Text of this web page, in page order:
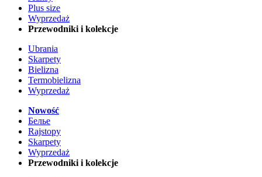
Plus size
Wyprzedaż
Przewodniki i kolekcje
Ubrania
Skarpety
Bielizna
Termobielizna
Wyprzedaż
Nowość
Белье
Rajstopy
Skarpety
Wyprzedaż
Przewodniki i kolekcje